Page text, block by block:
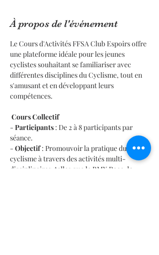
À propos de l'événement
Le Cours d'Activités FFSA Club Espoirs offre
une plateforme idéale pour les jeunes
cyclistes souhaitant se familiariser avec
différentes disciplines du Cyclisme, tout en
s'amusant et en développant leurs
compétences.
Cours Collectif
- Participants : De 2 à 8 participants par
séance.
- Objectif : Promouvoir la pratique du sport
cyclisme à travers des activités multi-
disciplinaires, telles que le BMX Race, le